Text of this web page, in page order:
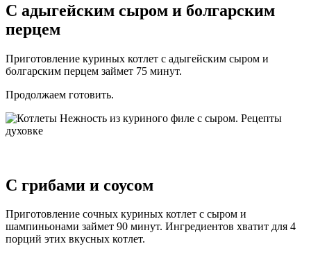
С адыгейским сыром и болгарским
перцем
Приготовление куриных котлет с адыгейским сыром и
болгарским перцем займет 75 минут.
Продолжаем готовить.
С грибами и соусом
Приготовление сочных куриных котлет с сыром и
шампиньонами займет 90 минут. Ингредиентов хватит для 4
порций этих вкусных котлет.